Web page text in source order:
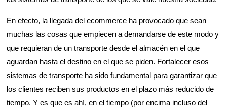
En efecto, la llegada del ecommerce ha provocado que sean
muchas las cosas que empiecen a demandarse de este modo y
que requieran de un transporte desde el almacén en el que
aguardan hasta el destino en el que se piden. Fortalecer esos
sistemas de transporte ha sido fundamental para garantizar que
los clientes reciben sus productos en el plazo más reducido de
tiempo. Y es que es ahí, en el tiempo (por encima incluso del